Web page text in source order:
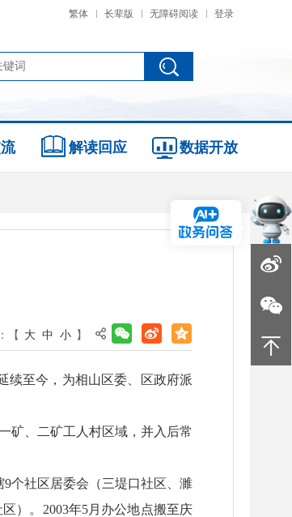
繁体 长辈版 无障碍阅读 登录
解读回应 数据开放
【 大 中 小 】
续至今，为相山区委、区政府派
矿、二矿工人村区域，并入后常
个社区居委会（三堤口社区、濉
）。2003年5月办公地点搬至庆